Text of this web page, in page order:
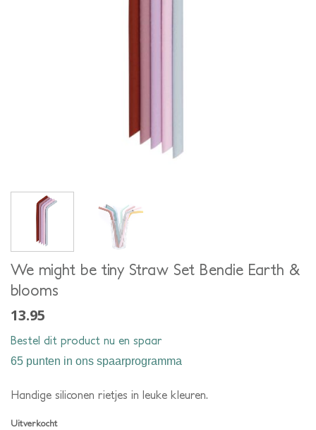
We might be tiny Straw Set Bendie Earth &
blooms
13.95
Bestel dit product nu en spaar
65 punten in ons spaarprogramma
Handige siliconen rietjes in leuke kleuren.
Uitverkocht